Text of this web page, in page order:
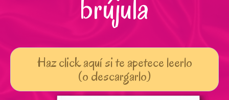
brújula
Haz click aquí si te apetece leerlo
(o descargarlo)